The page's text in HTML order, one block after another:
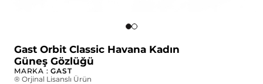
Gast Orbit Classic Havana Kadın
Güneş Gözlüğü
MARKA :GAST
® Orjinal Lisanslı Ürün